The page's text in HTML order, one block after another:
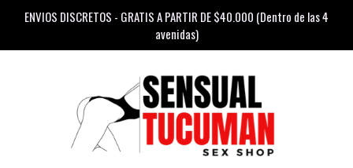
ENVIOS DISCRETOS - GRATIS A PARTIR DE $40.000 (Dentro de las 4
avenidas)